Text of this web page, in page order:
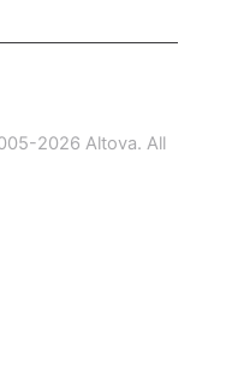
2026 Altova. All